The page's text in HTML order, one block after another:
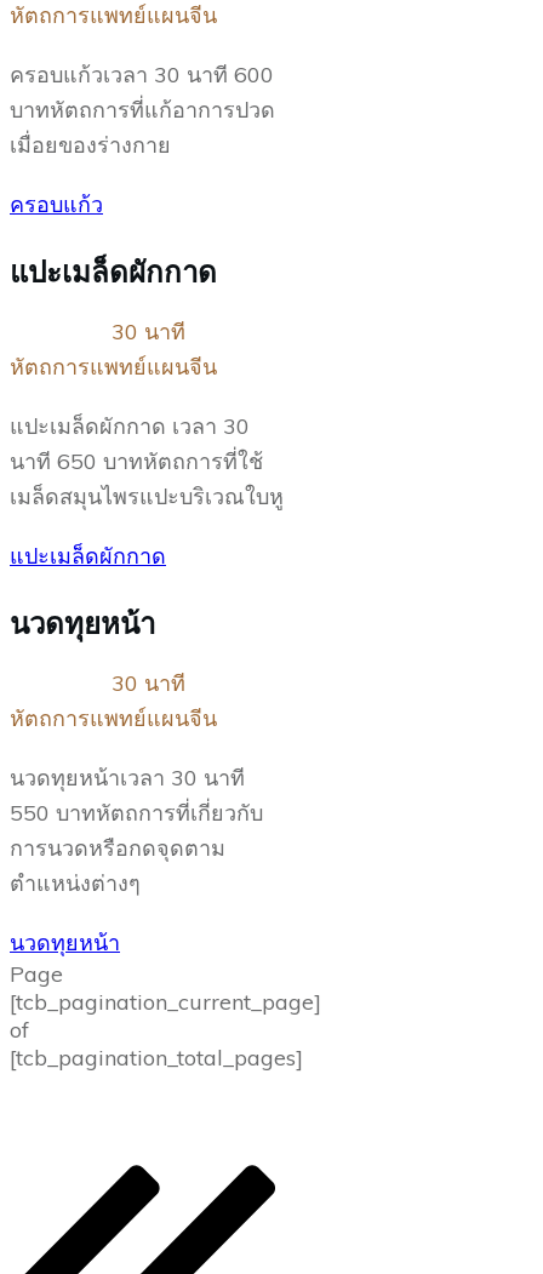
หัตถการแพทย์แผนจีน
ครอบแก้วเวลา 30 นาที 600
บาทหัตถการที่แก้อาการปวด
เมื่อยของร่างกาย
ครอบแก้ว
แปะเมล็ดผักกาด
30 นาที
หัตถการแพทย์แผนจีน
แปะเมล็ดผักกาด เวลา 30
นาที 650 บาทหัตถการที่ใช้
เมล็ดสมุนไพรแปะบริเวณใบหู
แปะเมล็ดผักกาด
นวดทุยหน้า
30 นาที
หัตถการแพทย์แผนจีน
นวดทุยหน้าเวลา 30 นาที
550 บาทหัตถการที่เกี่ยวกับ
การนวดหรือกดจุดตาม
ตำแหน่งต่างๆ
นวดทุยหน้า
Page
[tcb_pagination_current_page]
of
[tcb_pagination_total_pages]